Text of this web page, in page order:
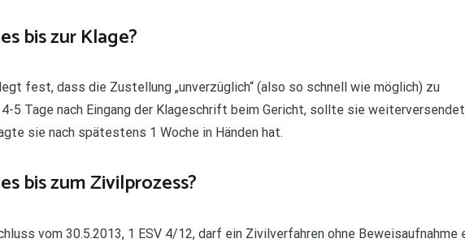
bis zur Klage?
fest, dass die Zustellung „unverzüglich“ (also so schnell wie möglich) zu
5 Tage nach Eingang der Klageschrift beim Gericht, sollte sie weiterversendet
sie nach spätestens 1 Woche in Händen hat.
bis zum Zivilprozess?
vom 30.5.2013, 1 ESV 4/12, darf ein Zivilverfahren ohne Beweisaufnahme